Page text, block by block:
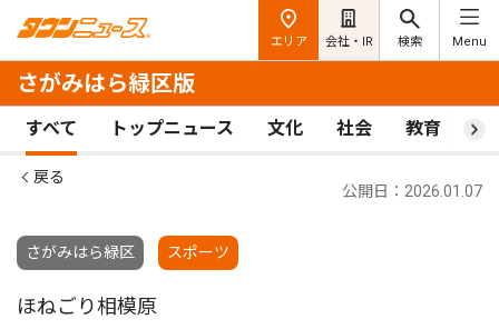
エリア 会社・IR 検索 Menu
さがみはら緑区版
すべて トップニュース 文化 社会 教育 ス
戻る
さがみはら緑区 スポーツ
公開日：2026.01.07
ほねごり相模原